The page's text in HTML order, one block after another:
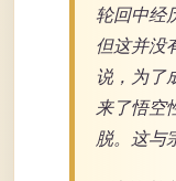
轮回中经
但这并没
说，为了
来了悟空
脱。这与